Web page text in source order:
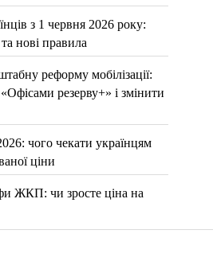
з 1 червня 2026 року:
нові правила
реформу мобілізації:
резерву+» і змінити
чого чекати українцям
ціни
ЖКП: чи зросте ціна на